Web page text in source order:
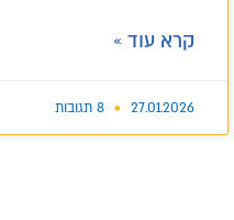
קרא עוד »
27.01.2026